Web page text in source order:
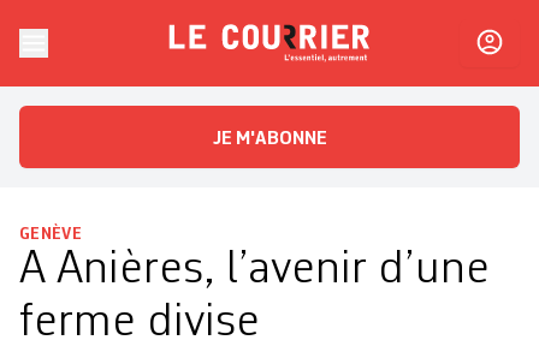
Le CourrierL'essentiel, autrement
JE M'ABONNE
GENÈVE
A Anières, l’avenir d’une
ferme divise